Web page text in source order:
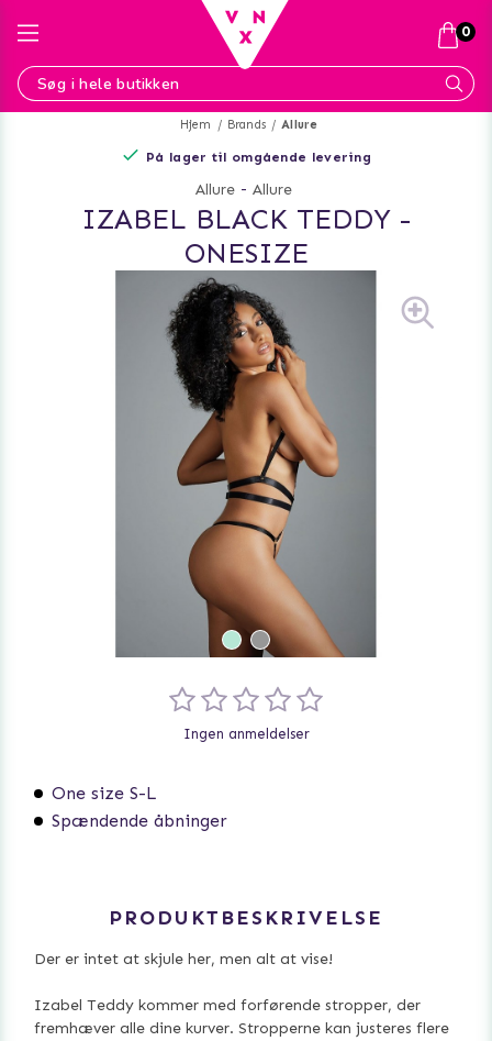
Hjem Brands Allure
På lager til omgående levering
Allure - Allure
IZABEL BLACK TEDDY -
ONESIZE
One size S-L
Spændende åbninger
Ingen anmeldelser
PRODUKTBESKRIVELSE
Der er intet at skjule her, men alt at vise!
Izabel Teddy kommer med forførende stropper, der
fremhæver alle dine kurver. Stropperne kan justeres flere
0